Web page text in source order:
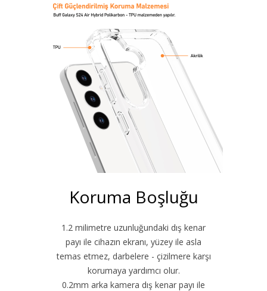
Koruma Boşluğu
1.2 milimetre uzunluğundaki dış kenar
payı ile cihazın ekranı, yüzey ile asla
temas etmez, darbelere - çizilmere karşı
korumaya yardımcı olur.
0.2mm arka kamera dış kenar payı ile